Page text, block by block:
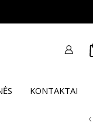
KONTAKTAI